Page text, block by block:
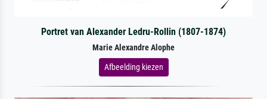
Portret van Alexander Ledru-Rollin (1807-1874)
Marie Alexandre Alophe
Afbeelding kiezen